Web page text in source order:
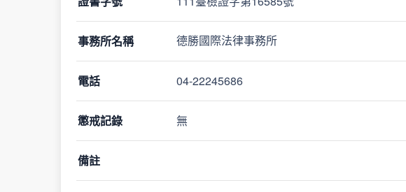
事務所名稱 德勝國際法律事務所
電話 04-22245686
懲戒記錄 無
備註